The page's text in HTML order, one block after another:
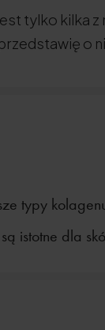
tylko kilka
o
typy
istotne dla